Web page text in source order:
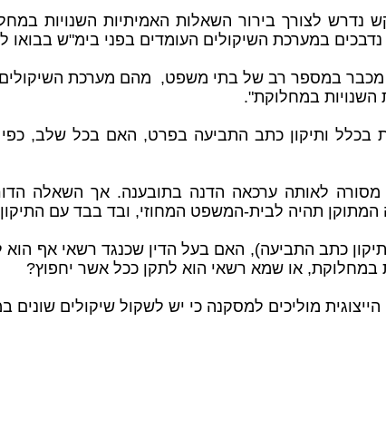
נדרש לצורך בירור השאלות האמיתיות השנויות
במערכת השיקולים העומדים בפני בימ"ש
מכבר במספר רב של בתי משפט, מהם מערכת
השנויות במחלוקת".
בכלל ותיקון כתב התביעה בפרט, האם בכל שלב,
מסורה לאותה ערכאה הדנה בתובענה. אך השאלה
תהיה לבית-המשפט המחוזי, ובד בבד עם
כתב התביעה), האם בעל הדין שכנגד רשאי אף
במחלוקת, או שמא רשאי הוא לתקן ככל אשר יחפוץ?
מוליכים למסקנה כי יש לשקול שיקולים